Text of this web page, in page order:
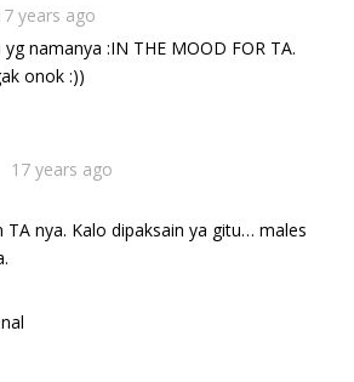
years ago
namanya :IN THE MOOD FOR TA.
onok :))
17 years ago
TA nya. Kalo dipaksain ya gitu… males